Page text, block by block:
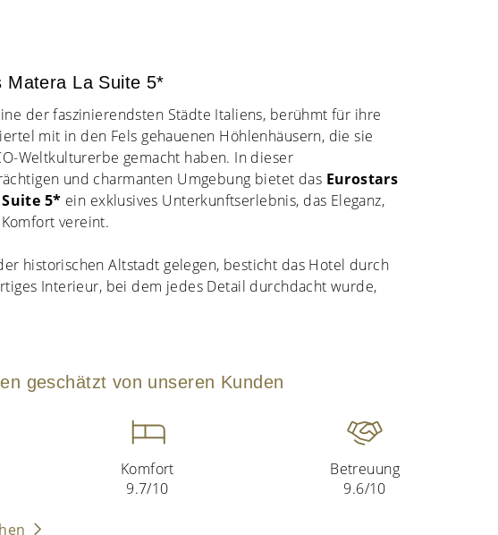
Matera La Suite 5*
der faszinierendsten Städte Italiens, berühmt für ihre
mit in den Fels gehauenen Höhlenhäusern, die sie
Weltkulturerbe gemacht haben. In dieser
und charmanten Umgebung bietet das Eurostars
5* ein exklusives Unterkunftserlebnis, das Eleganz,
vereint.
historischen Altstadt gelegen, besticht das Hotel durch
Interieur, bei dem jedes Detail durchdacht wurde,
geschätzt von unseren Kunden
Komfort
9.7/10
Betreuung
9.6/10